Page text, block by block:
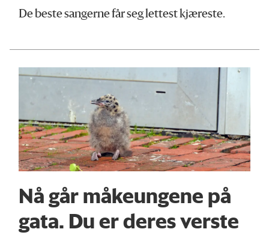
De beste sangerne får seg lettest kjæreste.
Nå går måkeungene på
gata. Du er deres verste